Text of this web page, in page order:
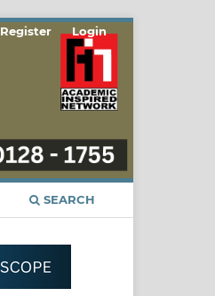
SEARCH
Register Login